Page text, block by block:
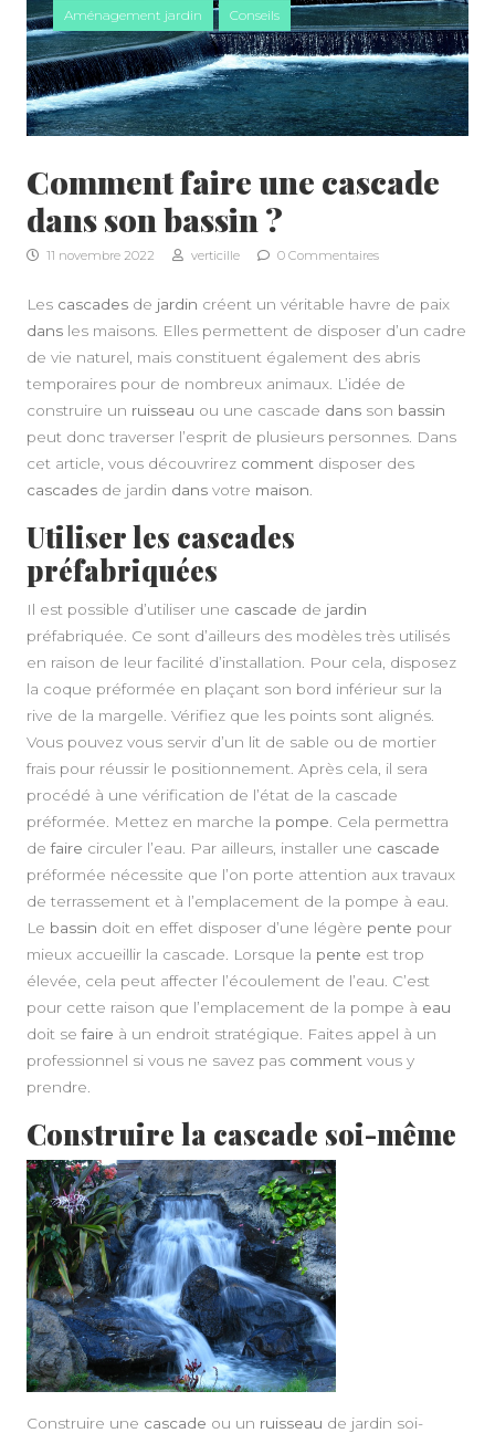
Aménagement jardin Conseils
Comment faire une cascade
dans son bassin ?
11 novembre 2022 verticille 0 Commentaires
Les cascades de jardin créent un véritable havre de paix
dans les maisons. Elles permettent de disposer d’un cadre
de vie naturel, mais constituent également des abris
temporaires pour de nombreux animaux. L’idée de
construire un ruisseau ou une cascade dans son bassin
peut donc traverser l’esprit de plusieurs personnes. Dans
cet article, vous découvrirez comment disposer des
cascades de jardin dans votre maison
Utiliser les cascades
préfabriquées
Il est possible d’utiliser une cascade de jardin
préfabriquée. Ce sont d’ailleurs des modèles très utilisés
en raison de leur facilité d’installation. Pour cela, disposez
la coque préformée en plaçant son bord inférieur sur la
rive de la margelle. Vérifiez que les points sont alignés.
Vous pouvez vous servir d’un lit de sable ou de mortier
frais pour réussir le positionnement. Après cela, il sera
procédé à une vérification de l’état de la cascade
préformée. Mettez en marche la pompe . Cela permettra
defaire circuler l’eau. Par ailleurs, installer une cascade
préformée nécessite que l’on porte attention aux travaux
de terrassement et à l’emplacement de la pompe à eau.
Le bassin doit en effet disposer d’une légère pente pour
mieux accueillir la cascade. Lorsque la pente est trop
élevée, cela peut affecter l’écoulement de l’eau. C’est
pour cette raison que l’emplacement de la pompe à eau
doit sefaire à un endroit stratégique. Faites appel à un
professionnel si vous ne savez pas comment vous y
prendre.
Construire la cascade soi-même
Construire une cascade ou un ruisseau de jardin soi-
A PROPOS